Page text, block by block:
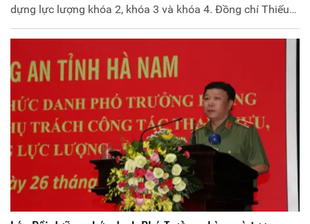
dựng lực lượng khóa 2, khóa 3 và khóa 4. Đồng chí Thiếu
tướng, PGS.TS Phan Xuân Tuy, Phó Giám đốc Học viện
Chính trị Công an nhân dân chủ trì buổi Lễ